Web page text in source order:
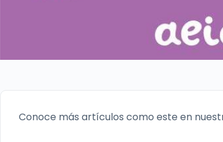
Conoce más artículos como este en